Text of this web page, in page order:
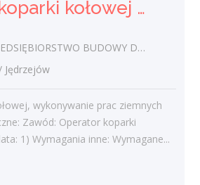
Operator koparki kołowej k/m
DRÓG I MOSTÓW SPÓŁKA Z OGRANICZONĄ ODPOWIEDZIALNOŚCIĄ
wykonywanie prac ziemnych
Zawód: Operator koparki
1) Wymagania inne: Wymagane...